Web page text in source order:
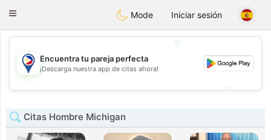
Philippines Chat
Toggle
Mode Iniciar sesión
💖
💕
Encuentra tu pareja perfecta
¡Descarga nuestra app de citas ahora!
Citas Hombre Michigan